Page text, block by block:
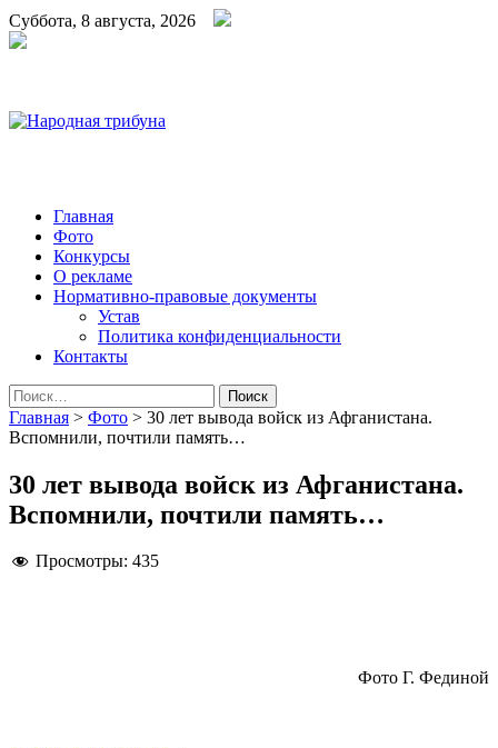
Суббота, 8 августа, 2026
Народная трибуна
Калининская районная газета
Главная
Фото
Конкурсы
О рекламе
Нормативно-правовые документы
Устав
Политика конфиденциальности
Контакты
Найти:
Главная > Фото > 30 лет вывода войск из Афганистана.
Вспомнили, почтили память…
30 лет вывода войск из Афганистана.
Вспомнили, почтили память…
Просмотры: 435
Фото Г. Фединой